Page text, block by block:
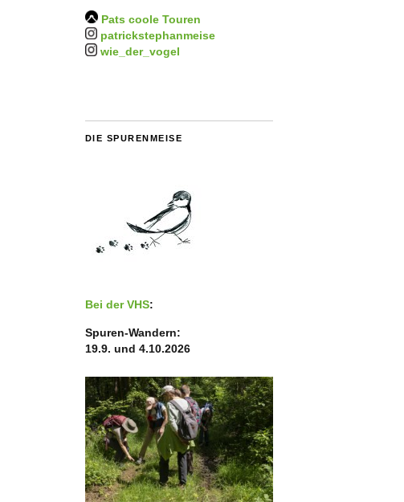
Pats coole Touren
patrickstephanmeise
wie_der_vogel
DIE SPURENMEISE
Bei der VHS:
Spuren-Wandern:
19.9. und 4.10.2026